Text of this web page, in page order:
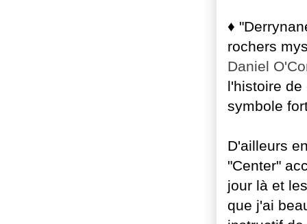
♦
rochers
Daniel
l'histoire
symbole
D'ailleurs
"Center"
jour là et
que j'ai